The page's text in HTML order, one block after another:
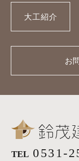
大工紹介
お
TEL 0531-